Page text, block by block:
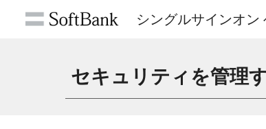
シングルサインオン
セキュリティを管理